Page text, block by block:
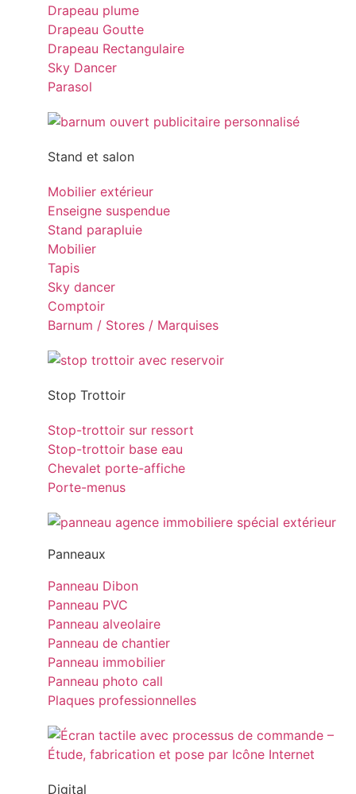
Drapeau plume
Drapeau Goutte
Drapeau Rectangulaire
Sky Dancer
Parasol
Stand et salon
Mobilier extérieur
Enseigne suspendue
Stand parapluie
Mobilier
Tapis
Sky dancer
Comptoir
Barnum / Stores / Marquises
Stop Trottoir
Stop-trottoir sur ressort
Stop-trottoir base eau
Chevalet porte-affiche
Porte-menus
Panneaux
Panneau Dibon
Panneau PVC
Panneau alveolaire
Panneau de chantier
Panneau immobilier
Panneau photo call
Plaques professionnelles
Digital